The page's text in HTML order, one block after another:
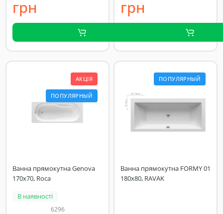
грн
грн
АКЦІЯ
ПОПУЛЯРНЫЙ
Ванна прямокутна Genova
170x70, Roca
В наявності
6296
ПОПУЛЯРНЫЙ
Ванна прямокутна FORMY 01
180x80, RAVAK